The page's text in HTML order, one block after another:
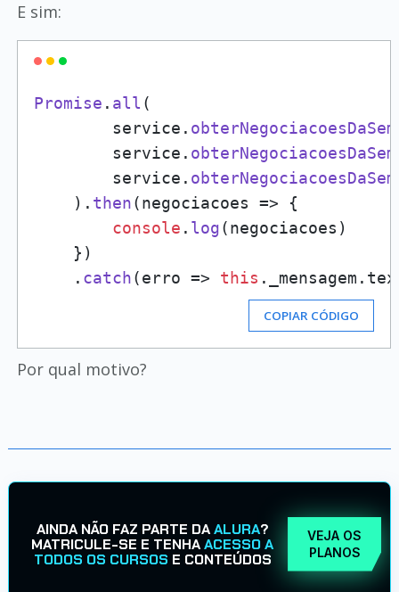
E sim:
Promise . all (
        service.
        service.
        service.
    ).
then(negociacoes => {
console . log(negociacoes)
    })
    .
catch(erro => this . _mensagem .
COPIAR CÓDIGO
Por qual motivo?
AINDA NÃO FAZ PARTE DAALURA?
MATRICULE-SE E TENHAACESSO A
TODOS OS CURSOS E CONTEÚDOS
VEJA OS
PLANOS